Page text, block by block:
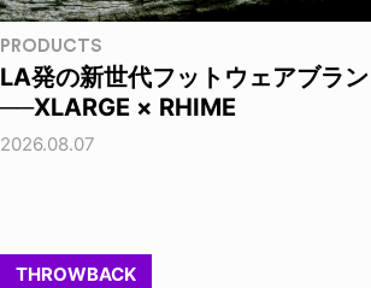
PRODUCTS
LA発の新世代フットウェアブラ
──XLARGE × RHIME
2026.08.07
THROWBACK